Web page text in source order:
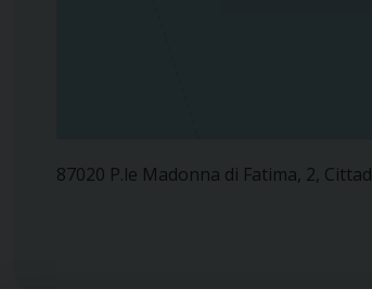
87020 P.le Madonna di Fatima, 2,